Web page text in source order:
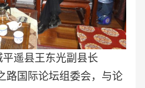
遥县王东光副县长
路国际论坛组委会，与论